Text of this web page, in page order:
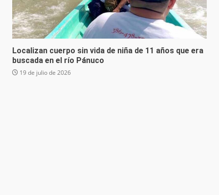
Localizan cuerpo sin vida de niña de 11 años que era
buscada en el río Pánuco
19 de julio de 2026